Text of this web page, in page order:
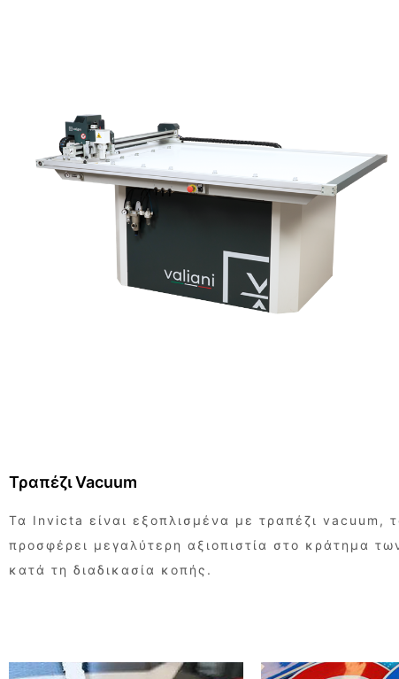
Τραπέζι Vacuum
Τα Invicta είναι εξοπλισμένα με τραπέζι vacuum,
προσφέρει μεγαλύτερη αξιοπιστία στο κράτημα
κατά τη διαδικασία κοπής.